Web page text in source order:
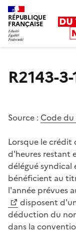
RÉPUBLIQUE
FRANÇAISE
R2143-3-
Source : Code
Lorsque le
d'heures restant
délégué syndical
bénéficient au
l'année prévues
disposent
déduction du
dans la